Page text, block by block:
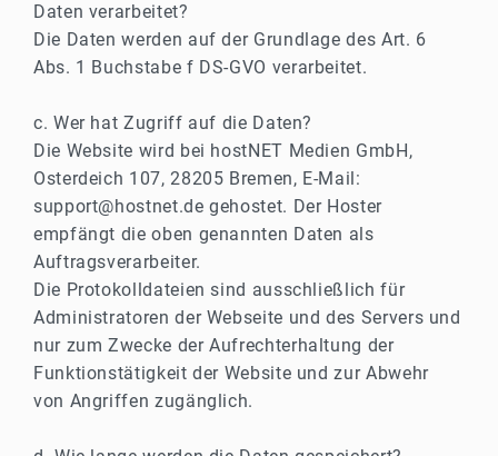
Daten verarbeitet?
Die Daten werden auf der Grundlage des Art. 6
Abs. 1 Buchstabe f DS-GVO verarbeitet.
c. Wer hat Zugriff auf die Daten?
Die Website wird bei hostNET Medien GmbH,
Osterdeich 107, 28205 Bremen, E-Mail:
support@hostnet.de gehostet. Der Hoster
empfängt die oben genannten Daten als
Auftragsverarbeiter.
Die Protokolldateien sind ausschließlich für
Administratoren der Webseite und des Servers und
nur zum Zwecke der Aufrechterhaltung der
Funktionstätigkeit der Website und zur Abwehr
von Angriffen zugänglich.